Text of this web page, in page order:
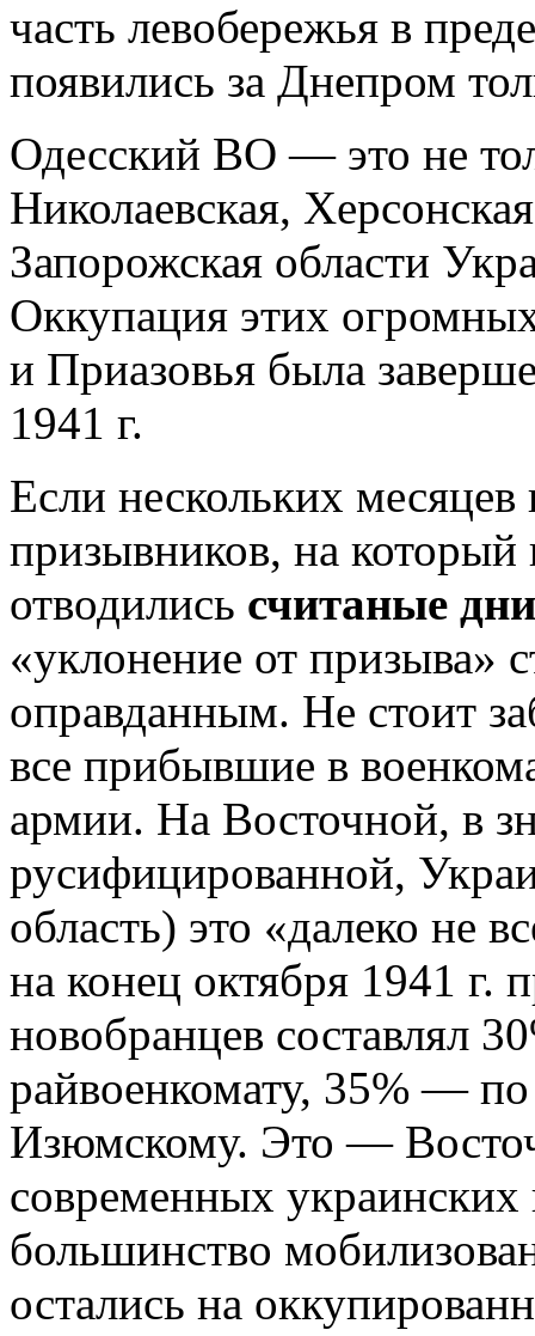
часть левобережья в
появились за Днепром
Одесский ВО — это не
Николаевская,
Запорожская области
Оккупация этих
и Приазовья была
1941 г.
Если нескольких месяцев
призывников, на
отводились считаные
«уклонение от призыва»
оправданным. Не стоит
все прибывшие в
армии. На Восточной, в
русифицированной,
область) это «далеко не
на конец октября 1941 г.
новобранцев составлял
райвоенкомату, 35% —
Изюмскому. Это —
современных украинских
большинство
остались на